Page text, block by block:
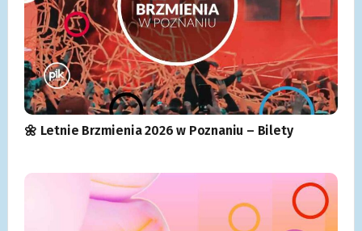
🌼 Letnie Brzmienia 2026 w Poznaniu – Bilety